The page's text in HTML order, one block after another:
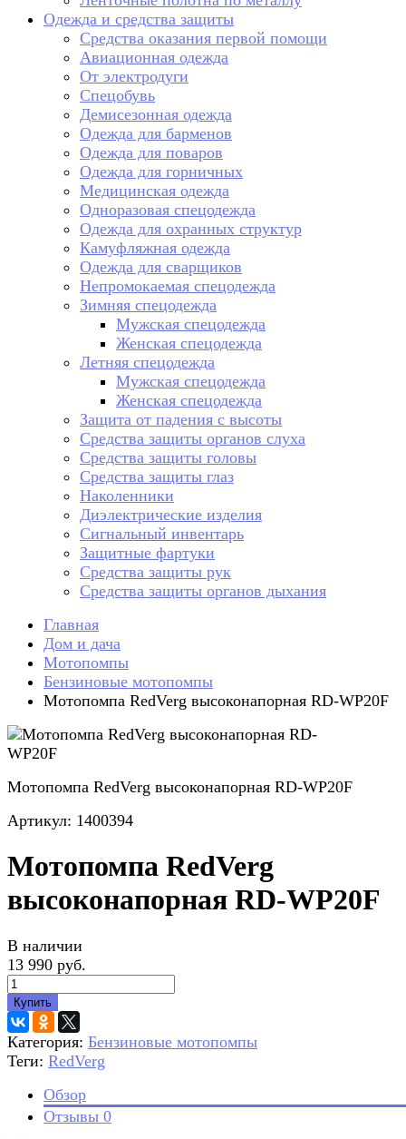
Одежда и средства защиты
Средства оказания первой помощи
Авиационная одежда
От электродуги
Спецобувь
Демисезонная одежда
Одежда для барменов
Одежда для поваров
Одежда для горничных
Медицинская одежда
Одноразовая спецодежда
Одежда для охранных структур
Камуфляжная одежда
Одежда для сварщиков
Непромокаемая спецодежда
Зимняя спецодежда
Мужская спецодежда
Женская спецодежда
Летняя спецодежда
Мужская спецодежда
Женская спецодежда
Защита от падения с высоты
Средства защиты органов слуха
Средства защиты головы
Средства защиты глаз
Наколенники
Диэлектрические изделия
Сигнальный инвентарь
Защитные фартуки
Средства защиты рук
Средства защиты органов дыхания
Главная
Дом и дача
Мотопомпы
Бензиновые мотопомпы
Мотопомпа RedVerg высоконапорная RD-WP20F
Мотопомпа RedVerg высоконапорная RD-WP20F
Артикул: 1400394
Мотопомпа RedVerg
высоконапорная RD-WP20F
В наличии
13 990 руб.
Купить
Категория: Бензиновые мотопомпы
Теги: RedVerg
Обзор
Отзывы 0